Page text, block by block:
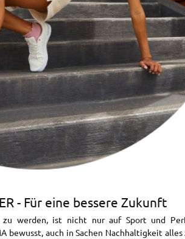
- Für eine bessere Zukunft
werden, ist nicht nur auf Sport und
bewusst, auch in Sachen Nachhaltigkeit alles